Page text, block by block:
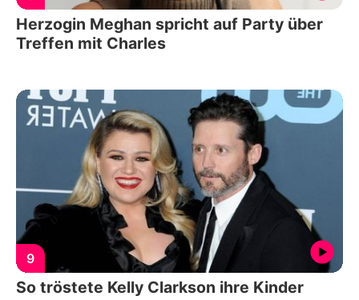
Herzogin Meghan spricht auf Party über
Treffen mit Charles
9
So tröstete Kelly Clarkson ihre Kinder